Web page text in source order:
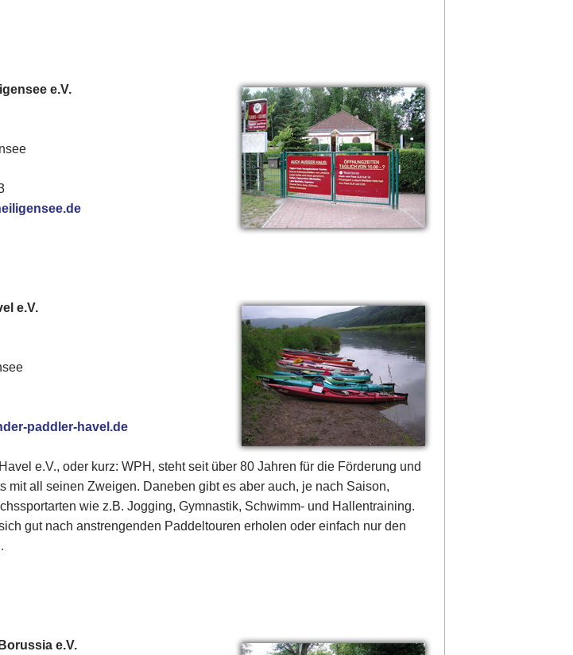
e.V.
e.V.
paddler-havel.de
e.V., oder kurz: WPH, steht seit über 80 Jahren für die Förderung und
mit all seinen Zweigen. Daneben gibt es aber auch, je nach Saison,
wie z.B. Jogging, Gymnastik, Schwimm- und Hallentraining.
gut nach anstrengenden Paddeltouren erholen oder einfach nur den
e.V.